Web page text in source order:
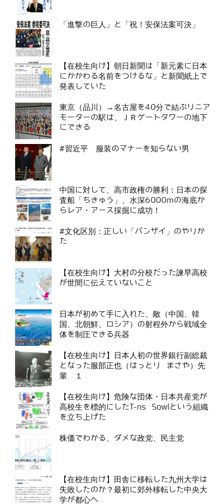
「進撃の巨人」と「祝！安保法案可決」
【在校生向け】朝日新聞は「新元素に日本
にかかわる名前をつけるな」と新聞紙上で
発表していた
東京（品川）→名古屋を40分で結ぶリニア
モーターの駅は、ＪＲゲートタワーの地下
にできる
#習近平 服装のマナーを知らない男
中国に対して、高市政権の勝利：日本の探
査船「ちきゅう」、水深6000mの海底か
らレア・アース採掘に成功！
#文化区別：正しい「バンザイ」のやりか
た
【在校生向け】大村の分校だった諫早高校
が世間に伝えていないこと
日本が初めて手に入れた、敵（中国、韓
国、北朝鮮、ロシア）の射程外から戦域全
体を制圧できる兵器
【在校生向け】日本人初の世界銀行副総裁
となった服部正也（はっとり まさや）先
輩 １
【在校生向け】危険な団体・日本共産党が
高校生を標的にしたT-ns Sowlという組織
を立ち上げた
株価でわかる、ダメな政党、民主党
【在校生向け】田舎に移転した九州大学は
失敗したのか？最初に郊外移転した中央大
学が都心へ